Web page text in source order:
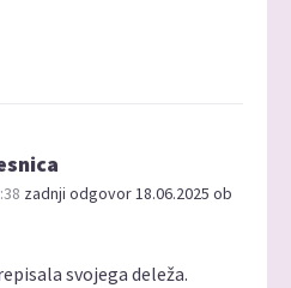
zadnji odgovor 18.06.2025 ob
svojega deleža.